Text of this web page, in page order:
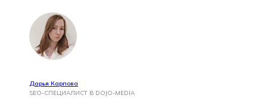
Дарья Карпова
SEO-СПЕЦИАЛИСТ В DOJO-MEDIA